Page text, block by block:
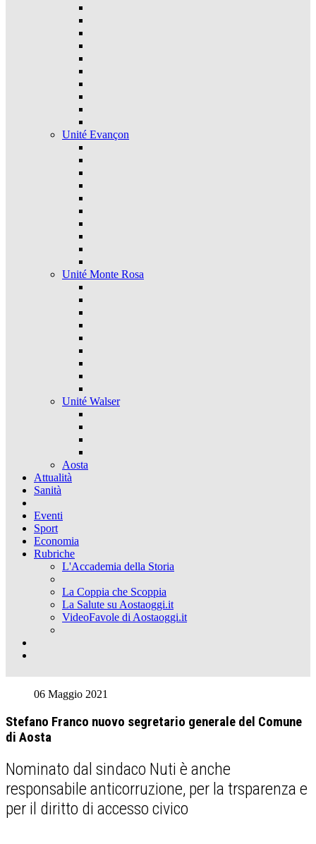
Unité Evançon
Unité Monte Rosa
Unité Walser
Aosta
Attualità
Sanità
Eventi
Sport
Economia
Rubriche
L'Accademia della Storia
La Coppia che Scoppia
La Salute su Aostaoggi.it
VideoFavole di Aostaoggi.it
06 Maggio 2021
Stefano Franco nuovo segretario generale del Comune
di Aosta
Nominato dal sindaco Nuti è anche
responsabile anticorruzione, per la trsparenza e
per il diritto di accesso civico